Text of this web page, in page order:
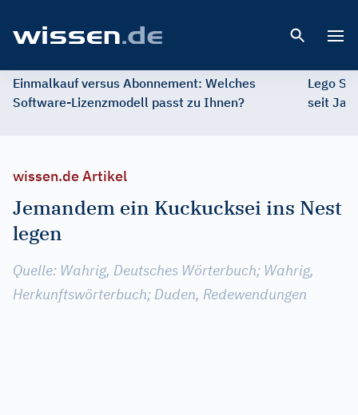
Einmalkauf versus Abonnement: Welches
Software-Lizenzmodell passt zu Ihnen?
Lego
seit
wissen.de Artikel
Jemandem ein Kuckucksei ins Nest
legen
Quelle: Wahrig, Deutsches Wörterbuch; Wahrig,
Herkunftswörterbuch; Duden, Redewendungen